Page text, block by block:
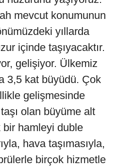
mevcut konumunun
yıllarda
içinde taşıyacaktır.
gelişiyor. Ülkemiz
3,5 kat büyüdü. Çok
gelişmesinde
olan büyüme alt
bir hamleyi duble
hava taşımasıyla,
birçok hizmetle